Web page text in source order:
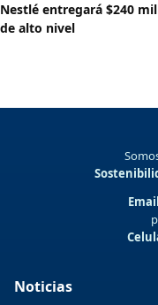
Nestlé entregará $240
de alto nivel
Noticias